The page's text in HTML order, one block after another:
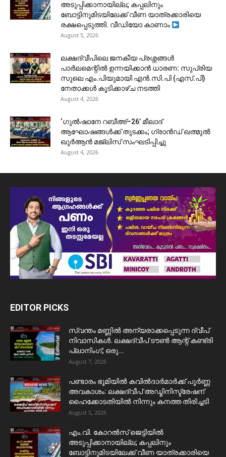
അടുപ്പിക്കാനായില്ല; കപ്പലിനും
ബോട്ടിനുമിടയിലേക്ക് വീണ യാത്രക്കാരിയെ
രക്ഷപ്പെടുത്തി. വീഡിയോ കാണാം
August 5, 2026
ലക്ഷദ്വീപിലെ ജനകീയ പ്രശ്നങ്ങൾ
പാർലമെന്റിൽ ഉന്നയിക്കാൻ ധാരണ: സുപ്രിയ
സുലെ എം.പിയുമായി എൻ.സി.പി (എസ്.പി)
നേതാക്കൾ കൂടിക്കാഴ്ച നടത്തി
August 4, 2026
‘ഗുൽഷാനേ റബീഅ്–26’ മീലാദ്
ആഘോഷങ്ങൾക്ക് തുടക്കം; ഗ്രാൻഡ് ഖത്മുൽ
ഖുർആൻ മജ്‌ലിസ് സംഘടിപ്പിച്ചു
August 4, 2026
EDITOR PICKS
സ്വന്തം മണ്ണിൽ അന്യരാക്കപ്പെടുന്ന ദ്വീപ്
നിവാസികൾ. ലക്ഷദ്വീപ് ടൗൺ ആന്റ് കണ്ട്രി
പ്ലാനിംഗ്; ഒരു...
August 7, 2026
പണ്ടാരം ഭൂമിയിൽ കവിൽദാർമാർക്ക് പൂർണ്ണ
അവകാശം: ലക്ഷദ്വീപ് അഡ്മിനിസ്ട്രേഷന്
ഹൈക്കോടതിയിൽ നിന്നും കനത്ത തിരിച്ചടി
August 5, 2026
​എം.വി. കോറൽസ് ജെട്ടിയിൽ
അടുപ്പിക്കാനായില്ല; കപ്പലിനും
ബോട്ടിനുമിടയിലേക്ക് വീണ യാത്രക്കാരിയെ